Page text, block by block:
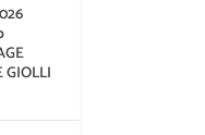
GIOLLI